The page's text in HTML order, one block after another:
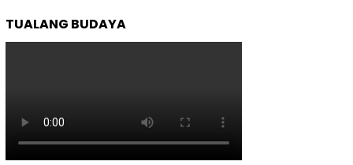
TUALANG BUDAYA